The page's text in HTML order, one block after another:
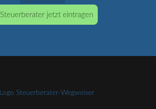
Steuerberater jetzt eintragen